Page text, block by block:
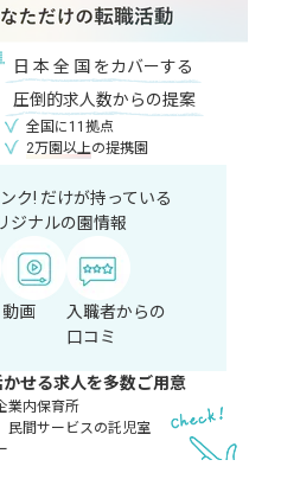
日 本 全 国 をカバーする
圧倒的求人数からの提案
全国に11拠点
2万園以上の提携園
ク! だけが持っている
ジナルの園情報
動画
入職者からの
口コミ
せる求人を多数ご用意
業内保育所
民間サービスの託児室